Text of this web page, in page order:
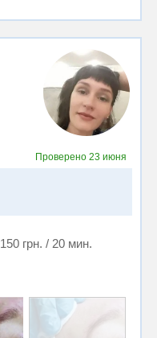
Проверено 23 июня
150 грн. / 20 мин.